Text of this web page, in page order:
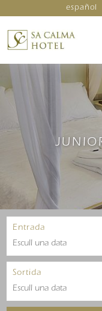
español
Entrada
Sortida